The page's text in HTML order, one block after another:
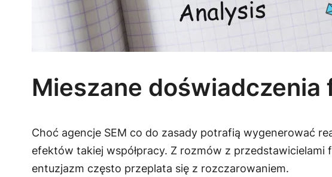
Mieszane doświadczenia
Choć agencje SEM co do zasady potrafią wygenerować
efektów takiej współpracy. Z rozmów z
entuzjazm często przeplata się z rozczarowaniem.